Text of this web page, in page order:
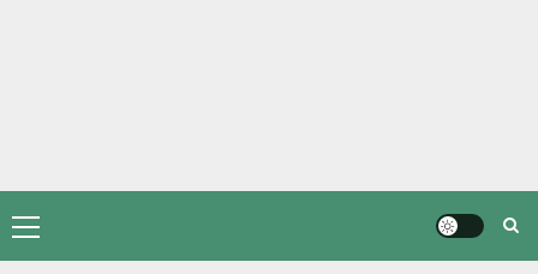
Menu
principale